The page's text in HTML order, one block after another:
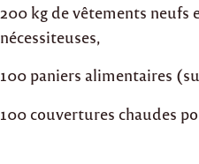
200 kg de vêtements neufs
nécessiteuses,
100 paniers alimentaires
100 couvertures chaudes